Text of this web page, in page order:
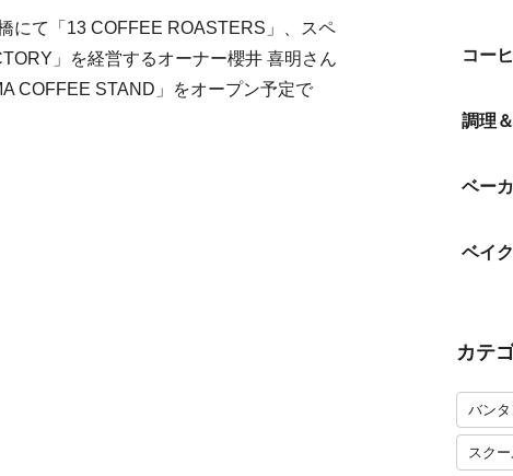
にて「13 COFFEE ROASTERS」、スペ
」を経営するオーナー櫻井 喜明さん
COFFEE STAND」をオープン予定で
コー
調理
ベー
ベイ
カテ
バン
スク